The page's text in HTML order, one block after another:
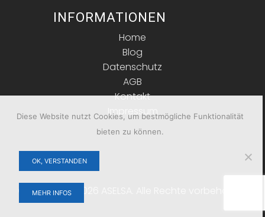
INFORMATIONEN
Home
Blog
Datenschutz
AGB
Kontakt
Impressum
Copyright © 2026 ASELSA. Alle Rechte vorbehalten.
Diese Website nutzt Cookies, um bestmögliche Funktionalität
bieten zu können.
OK, VERSTANDEN
MEHR INFOS